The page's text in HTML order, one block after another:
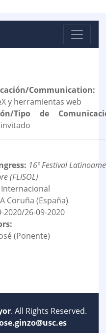
Communication:
y herramientas web
Tipo de
16º Festival
(FLISOL)
Internacional
A Coruña (España)
2020/26-09-2020
(Ponente)
. All Rights Reserved.